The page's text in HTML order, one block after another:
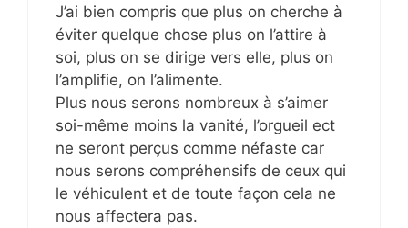
J’ai bien compris que plus on cherche à
éviter quelque chose plus on l’attire à
soi, plus on se dirige vers elle, plus on
l’amplifie, on l’alimente.
Plus nous serons nombreux à s’aimer
soi-même moins la vanité, l’orgueil ect
ne seront perçus comme néfaste car
nous serons compréhensifs de ceux qui
le véhiculent et de toute façon cela ne
nous affectera pas.